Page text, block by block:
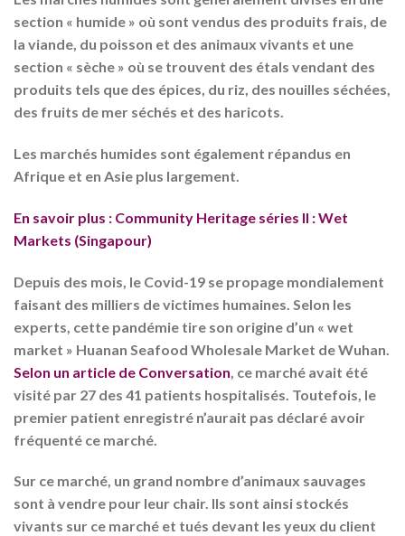
section « humide » où sont vendus des produits frais, de
la viande, du poisson et des animaux vivants et une
section « sèche » où se trouvent des étals vendant des
produits tels que des épices, du riz, des nouilles séchées,
des fruits de mer séchés et des haricots.
Les marchés humides sont également répandus en
Afrique et en Asie plus largement.
En savoir plus : Community Heritage séries II : Wet
Markets (Singapour)
Depuis des mois, le Covid-19 se propage mondialement
faisant des milliers de victimes humaines. Selon les
experts, cette pandémie tire son origine d’un « wet
market » Huanan Seafood Wholesale Market de Wuhan.
Selon un article de Conversation , ce marché avait été
visité par 27 des 41 patients hospitalisés. Toutefois, le
premier patient enregistré n’aurait pas déclaré avoir
fréquenté ce marché.
Sur ce marché, un grand nombre d’animaux sauvages
sont à vendre pour leur chair. Ils sont ainsi stockés
vivants sur ce marché et tués devant les yeux du client